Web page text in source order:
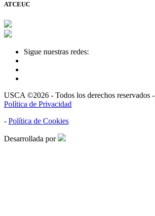
ATCEUC
Sigue nuestras redes:
USCA ©2026 - Todos los derechos reservados -
Política de Privacidad
- Política de Cookies
Desarrollada por